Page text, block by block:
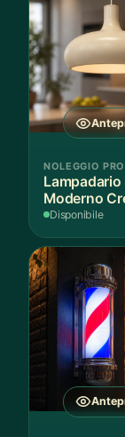
NOLEGGIO
Lampadario
Moderno
Disponibile